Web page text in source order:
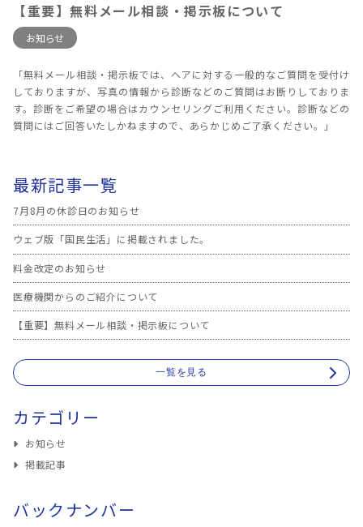
【重要】無料メール相談・掲示板について
お知らせ
「無料メール相談・掲示板では、ヘアに対する一般的なご質問を受付け
しておりますが、写真の情報から診断などのご質問はお断りしておりま
す。診断をご希望の場合はカウンセリングご利用ください。診断などの
質問にはご回答いたしかねますので、あらかじめご了承ください。」
最新記事一覧
7月8月の休診日のお知らせ
ウェブ版「国民生活」に掲載されました。
料金改定のお知らせ
医療機関からのご紹介について
【重要】無料メール相談・掲示板について
一覧を見る
カテゴリー
お知らせ
掲載記事
バックナンバー